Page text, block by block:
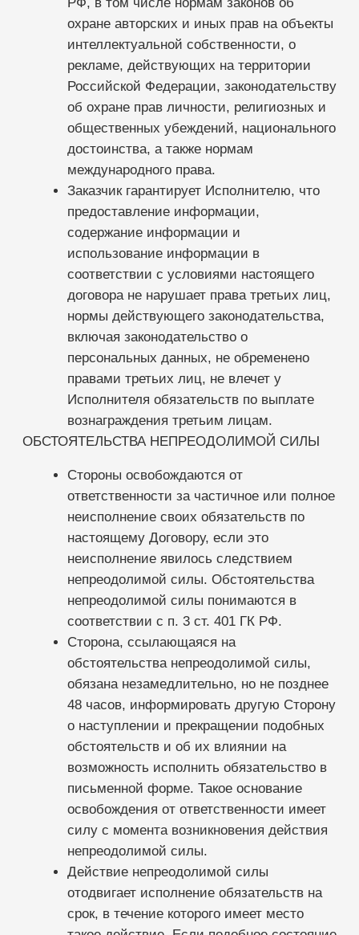
Отчеты и аналитика
Складской учет
Контроль финансов
Лаборатории
Интернет-Телефония
Приложение для сотрудников
Мессенджеры и СМС-рассылки
Программы лояльности
Онлайн-запись
Приложение для пациентов
Глазная формула
Система управления
Дневники приемов
Зарплата
ВОЗМОЖНОСТИ
Частные клиники
Частные стоматологии
НАПРАВЛЕНИЯ
Возможности
Направления
База знаний
Кейсы
Правовая информация
КОМПАНИЯ